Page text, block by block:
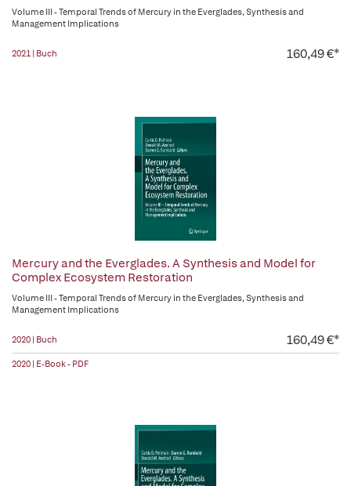
Volume III - Temporal Trends of Mercury in the Everglades, Synthesis and
Management Implications
2021 | Buch 160,49 €*
Mercury and the Everglades. A Synthesis and Model for
Complex Ecosystem Restoration
Volume III - Temporal Trends of Mercury in the Everglades, Synthesis and
Management Implications
2020 | Buch 160,49 €*
2020 | E-Book - PDF